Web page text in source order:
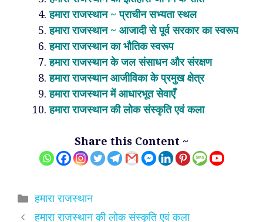
हमारा राजस्थान ~ प्राचीन सभ्यता स्थल
हमारा राजस्थान ~ आजादी से पूर्व सरकार का स्वरूप
हमारा राजस्थान का भौतिक स्वरूप
हमारा राजस्थान के जल संसाधन और संरक्षण
हमारा राजस्थान आजीविका के प्रमुख क्षेत्र
हमारा राजस्थान में आधारभूत सेवाएँ
हमारा राजस्थान की लोक संस्कृति एवं कला
Share this Content ~
Categories
हमारा राजस्थान
हमारा राजस्थान की लोक संस्कृति एवं कला